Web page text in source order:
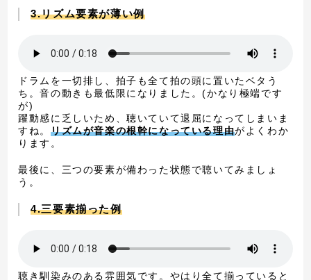
3.リズム要素が薄い例
ドラムを一切排し、拍子も全て拍の頭に置いたベタう
ち。音の動きも最低限になりました。(かなり極端です
が)
躍動感に乏しいため、聴いていて退屈になってしまいま
すね。リズムが音楽の根幹になっている理由がよくわか
ります。
最後に、三つの要素が備わった状態で聴いてみましょ
う。
4.三要素揃った例
聴き馴染みのある雰囲気です。やはり全て揃っていると